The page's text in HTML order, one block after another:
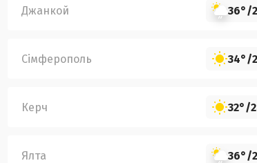
Джанкой 36°/
Сімферополь 34°/
Керч 32°/
Ялта 36°/